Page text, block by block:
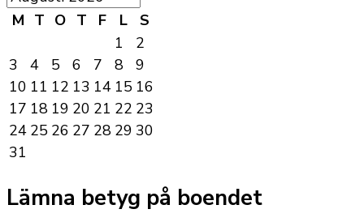
M T O T F L
S
1
2
3
4 5 6 7 8
9
10 11 12 13 14 15 16
17 18 19 20 21 22 23
24 25 26 27 28 29 30
31
Lämna betyg på boendet